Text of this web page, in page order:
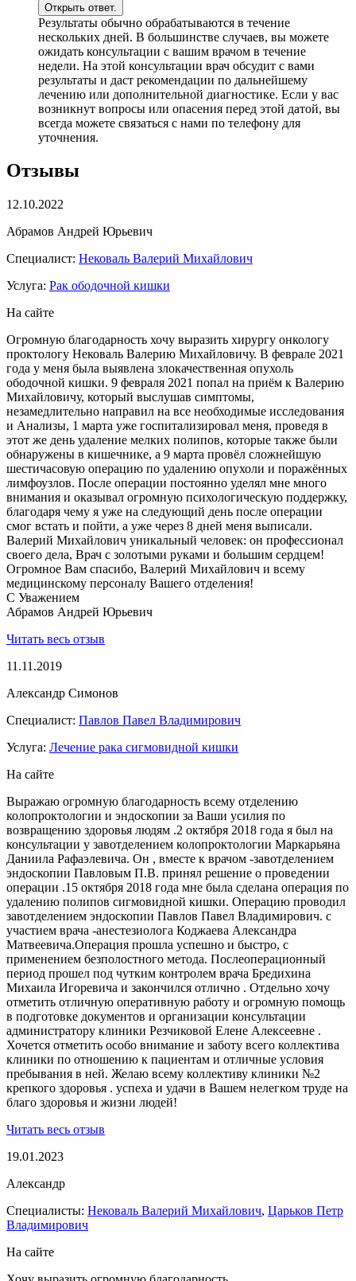
Открыть ответ.
Результаты обычно обрабатываются в течение
нескольких дней. В большинстве случаев, вы можете
ожидать консультации с вашим врачом в течение
недели. На этой консультации врач обсудит с вами
результаты и даст рекомендации по дальнейшему
лечению или дополнительной диагностике. Если у вас
возникнут вопросы или опасения перед этой датой, вы
всегда можете связаться с нами по телефону для
уточнения.
Отзывы
12.10.2022
Абрамов Андрей Юрьевич
Специалист: Нековаль Валерий Михайлович
Услуга: Рак ободочной кишки
На сайте
Огромную благодарность хочу выразить хирургу онкологу
проктологу Нековаль Валерию Михайловичу. В феврале 2021
года у меня была выявлена злокачественная опухоль
ободочной кишки. 9 февраля 2021 попал на приём к Валерию
Михайловичу, который выслушав симптомы,
незамедлительно направил на все необходимые исследования
и Анализы, 1 марта уже госпитализировал меня, проведя в
этот же день удаление мелких полипов, которые также были
обнаружены в кишечнике, а 9 марта провёл сложнейшую
шестичасовую операцию по удалению опухоли и поражённых
лимфоузлов. После операции постоянно уделял мне много
внимания и оказывал огромную психологическую поддержку,
благодаря чему я уже на следующий день после операции
смог встать и пойти, а уже через 8 дней меня выписали.
Валерий Михайлович уникальный человек: он профессионал
своего дела, Врач с золотыми руками и большим сердцем!
Огромное Вам спасибо, Валерий Михайлович и всему
медицинскому персоналу Вашего отделения!
С Уважением
Абрамов Андрей Юрьевич
Читать весь отзыв
11.11.2019
Александр Симонов
Специалист: Павлов Павел Владимирович
Услуга: Лечение рака сигмовидной кишки
На сайте
Выражаю огромную благодарность всему отделению
колопроктологии и эндоскопии за Ваши усилия по
возвращению здоровья людям .2 октября 2018 года я был на
консультации у завотделением колопроктологии Маркарьяна
Даниила Рафаэлевича. Он , вместе к врачом -завотделением
эндоскопии Павловым П.В. принял решение о проведении
операции .15 октября 2018 года мне была сделана операция по
удалению полипов сигмовидной кишки. Операцию проводил
завотделением эндоскопии Павлов Павел Владимирович. с
участием врача -анестезиолога Коджаева Александра
Матвеевича.Операция прошла успешно и быстро, с
применением безполостного метода. Послеоперационный
период прошел под чутким контролем врача Бредихина
Михаила Игоревича и закончился отлично . Отдельно хочу
отметить отличную оперативную работу и огромную помощь
в подготовке документов и организации консультации
администратору клиники Резчиковой Елене Алексеевне .
Хочется отметить особо внимание и заботу всего коллектива
клиники по отношению к пациентам и отличные условия
пребывания в ней. Желаю всему коллективу клиники №2
крепкого здоровья . успеха и удачи в Вашем нелегком труде на
благо здоровья и жизни людей!
Читать весь отзыв
19.01.2023
Александр
Специалисты: Нековаль Валерий Михайлович, Царьков Петр
Владимирович
На сайте